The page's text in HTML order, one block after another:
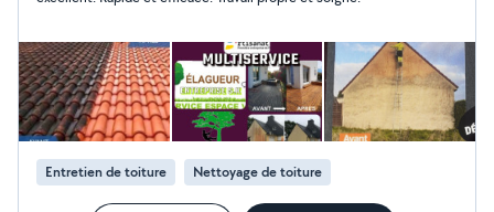
déplacement gratuit)
Entretien de toiture Nettoyage de toiture